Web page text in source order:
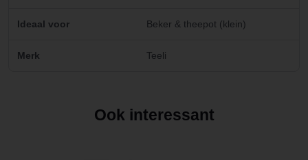
Ideaal voor Beker & theepot (klein)
Merk Teeli
Ook interessant